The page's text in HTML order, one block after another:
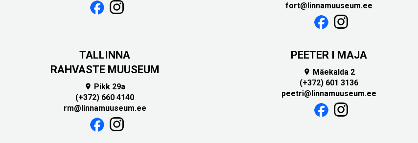
fort@linnamuuseum.ee
TALLINNA
RAHVASTE MUUSEUM
 Pikk 29a
(+372) 660 4140
rm@linnamuuseum.ee
PEETER I MAJA
 Mäekalda 2
(+372) 601 3136
peetri@linnamuuseum.ee